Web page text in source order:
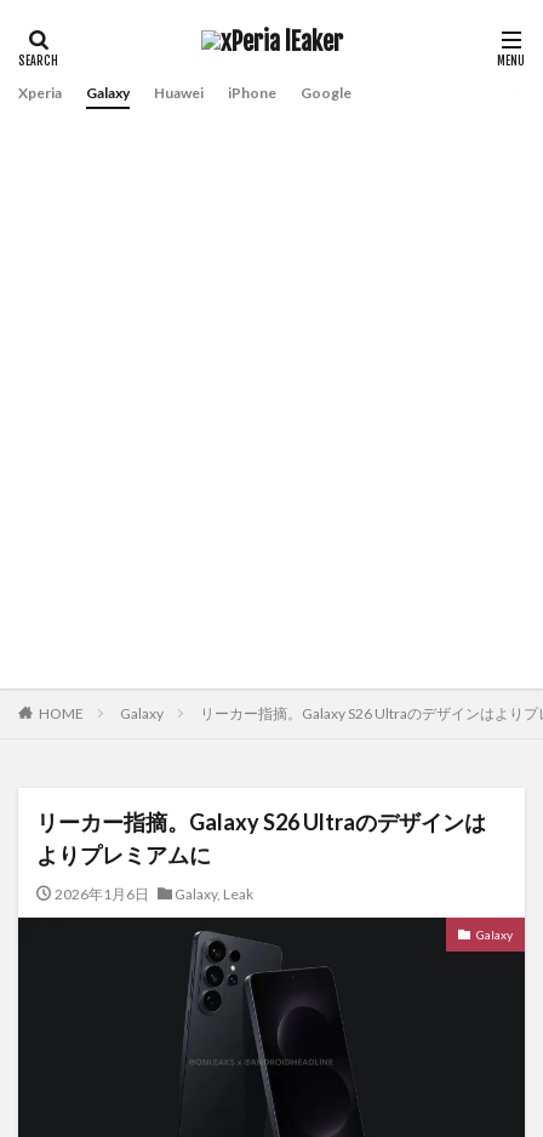
Xperia Galaxy Huawei iPhone Google
HOME Galaxy リーカー指摘。Galaxy S26 Ultraのデザインはより
リーカー指摘。Galaxy S26 Ultraのデザインは
よりプレミアムに
2026年1月6日 Galaxy, Leak
Galaxy